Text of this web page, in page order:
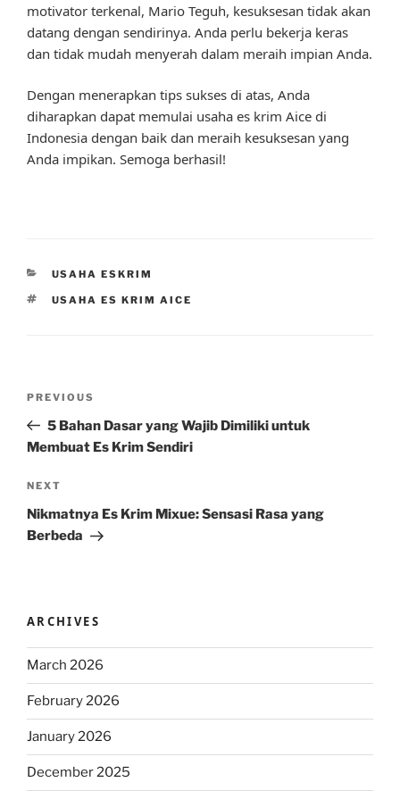
motivator terkenal, Mario Teguh, kesuksesan tidak akan
datang dengan sendirinya. Anda perlu bekerja keras
dan tidak mudah menyerah dalam meraih impian Anda.
Dengan menerapkan tips sukses di atas, Anda
diharapkan dapat memulai usaha es krim Aice di
Indonesia dengan baik dan meraih kesuksesan yang
Anda impikan. Semoga berhasil!
CATEGORIES
USAHA ESKRIM
TAGS
USAHA ES KRIM AICE
Previous
Post
PREVIOUS
5 Bahan Dasar yang Wajib Dimiliki untuk
Membuat Es Krim Sendiri
Next
Post
NEXT
Nikmatnya Es Krim Mixue: Sensasi Rasa yang
Berbeda
ARCHIVES
March 2026
February 2026
January 2026
December 2025